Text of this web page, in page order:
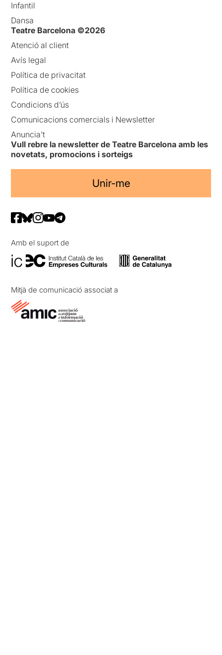
Infantil
Dansa
Teatre Barcelona ©2026
Atenció al client
Avís legal
Política de privacitat
Política de cookies
Condicions d’ús
Comunicacions comercials i Newsletter
Anuncia’t
Vull rebre la newsletter de Teatre Barcelona amb les
novetats, promocions i sorteigs
Unir-me
Amb el suport de
Mitjà de comunicació associat a